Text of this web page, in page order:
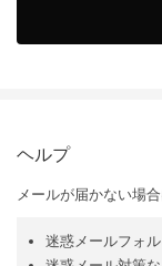
ヘルプ
メールが届かない場
迷惑メールフォル